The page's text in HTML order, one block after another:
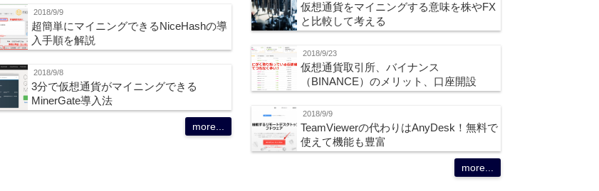
2018/9/9
超簡単にマイニングできるNiceHashの導
入手順を解説
2018/9/8
3分で仮想通貨がマイニングできる
MinerGate導入法
more...
仮想通貨をマイニングする意味を株やFX
と比較して考える
2018/9/23
仮想通貨取引所、バイナンス
（BINANCE）のメリット、口座開設
2018/9/9
TeamViewerの代わりはAnyDesk！無料で
使えて機能も豊富
more...